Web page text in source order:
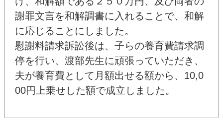
謝罪文言を和解調書に入れることで、和解
に応じることにしました。
慰謝料請求訴訟後は、子らの養育費請求調
停を行い、渡部先生に頑張っていただき、
夫が養育費として月額出せる額から、10,0
00円上乗せした額で成立しました。